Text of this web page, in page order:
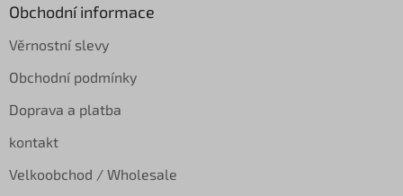
Obchodní informace
Věrnostní slevy
Obchodní podmínky
Doprava a platba
kontakt
Velkoobchod / Wholesale